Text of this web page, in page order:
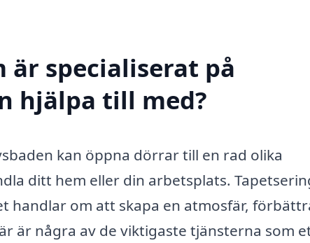
är specialiserat på
hjälpa till med?
kan öppna dörrar till en rad olika
ditt hem eller din arbetsplats.
handlar om att skapa en atmosfär,
är några av de viktigaste tjänsterna som